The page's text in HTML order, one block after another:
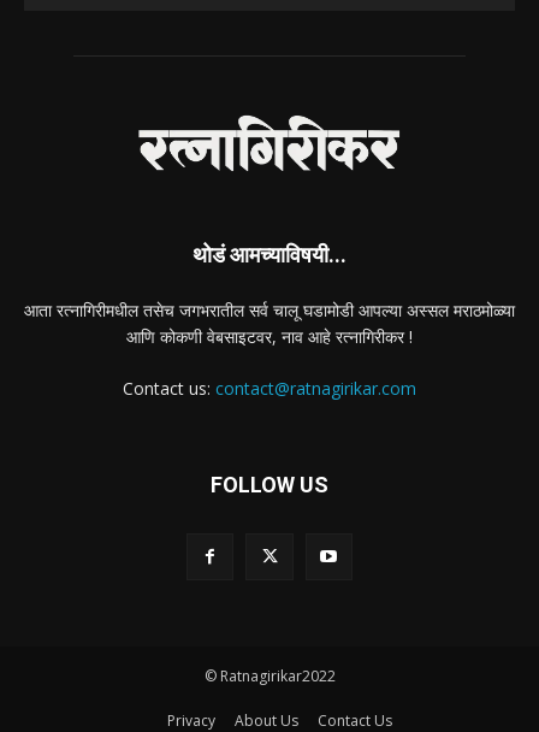
थोडं आमच्याविषयी...
आता रत्नागिरीमधील तसेच जगभरातील सर्व चालू घडामोडी आपल्या अस्सल मराठमोळ्या
आणि कोकणी वेबसाइटवर, नाव आहे रत्नागिरीकर !
Contact us: contact@ratnagirikar.com
FOLLOW US
© Ratnagirikar2022
Privacy About Us Contact Us